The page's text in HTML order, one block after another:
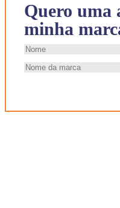
Quero uma
minha